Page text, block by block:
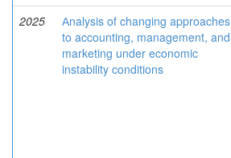
2025
Аnalysis of changing approaches
to accounting, management, and
marketing under economic
instability conditions